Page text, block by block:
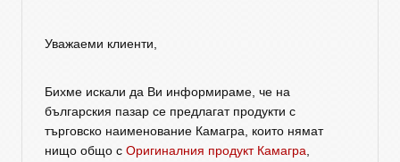
Уважаеми клиенти,
Бихме искали да Ви информираме, че на
българския пазар се предлагат продукти с
търговско наименование Камагра, които нямат
нищо общо с Оригиналния продукт Камагра,